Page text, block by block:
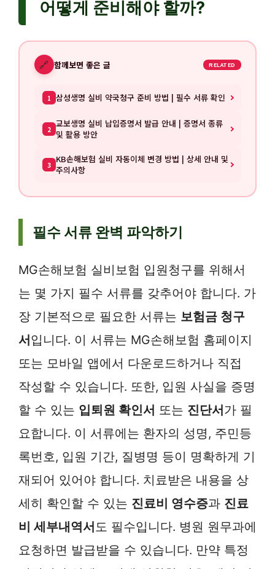
어떻게 준비해야 할까?
🔗 함께보면 좋은 글 RELATED
1 삼성생명 실비 약국청구 준비 방법 | 필수 서류 확인
2 교보생명 실비 납입증명서 발급 안내 | 증명서 종류
및 활용 방안
3 KB손해보험 실비 자동이체 변경 방법 | 상세 안내 및
주의사항
필수 서류 완벽 파악하기
MG손해보험 실비보험 입원청구를 위해서
는 몇 가지 필수 서류를 갖추어야 합니다. 가
장 기본적으로 필요한 서류는 보험금 청구
서입니다. 이 서류는 MG손해보험 홈페이지
또는 모바일 앱에서 다운로드하거나 직접
작성할 수 있습니다. 또한, 입원 사실을 증명
할 수 있는 입퇴원 확인서 또는 진단서가 필
요합니다. 이 서류에는 환자의 성명, 주민등
록번호, 입원 기간, 질병명 등이 명확하게 기
재되어 있어야 합니다. 치료받은 내용을 상
세히 확인할 수 있는 진료비 영수증과 진료
비 세부내역서 도 필수입니다. 병원 원무과에
요청하면 발급받을 수 있습니다. 만약 특정